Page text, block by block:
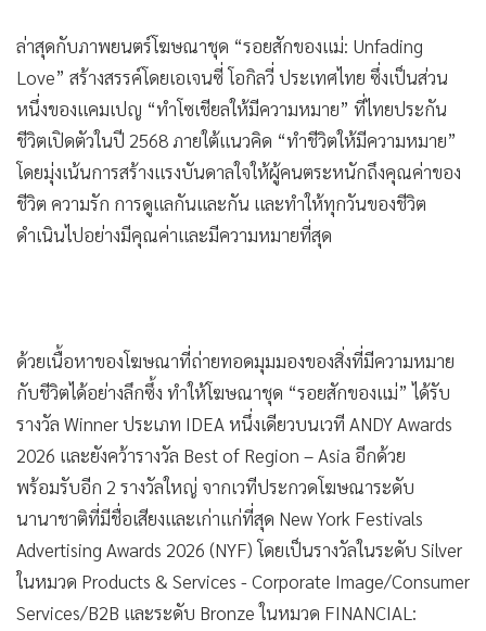
• วิทยาศาสตร์
• SMEs
• หุ้น
• อินโดจีน
• กองทุนรวม
•
Celeb Online
• Gotomanager
ล่าสุดกับภาพยนตร์โฆษณาชุด “รอยสักของแม่: Unfading
Love” สร้างสรรค์โดยเอเจนซี่ โอกิลวี่ ประเทศไทย ซึ่งเป็นส่วน
หนึ่งของแคมเปญ “ทำโซเชียลให้มีความหมาย” ที่ไทยประกัน
ชีวิตเปิดตัวในปี 2568 ภายใต้แนวคิด “ทำชีวิตให้มีความหมาย”
โดยมุ่งเน้นการสร้างแรงบันดาลใจให้ผู้คนตระหนักถึงคุณค่าของ
ชีวิต ความรัก การดูแลกันและกัน และทำให้ทุกวันของชีวิต
ดำเนินไปอย่างมีคุณค่าและมีความหมายที่สุด
ด้วยเนื้อหาของโฆษณาที่ถ่ายทอดมุมมองของสิ่งที่มีความหมาย
กับชีวิตได้อย่างลึกซึ้ง ทำให้โฆษณาชุด “รอยสักของแม่” ได้รับ
รางวัล Winner ประเภท IDEA หนึ่งเดียวบนเวที ANDY Awards
2026 และยังคว้ารางวัล Best of Region – Asia อีกด้วย
พร้อมรับอีก 2 รางวัลใหญ่ จากเวทีประกวดโฆษณาระดับ
นานาชาติที่มีชื่อเสียงและเก่าแก่ที่สุด New York Festivals
Advertising Awards 2026 (NYF) โดยเป็นรางวัลในระดับ Silver
ในหมวด Products & Services - Corporate Image/Consumer
Services/B2B และระดับ Bronze ในหมวด FINANCIAL: